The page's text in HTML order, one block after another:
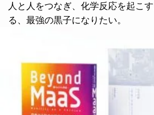
人と人をつなぎ、化学反応を起こ
る、最強の黒子になりたい。